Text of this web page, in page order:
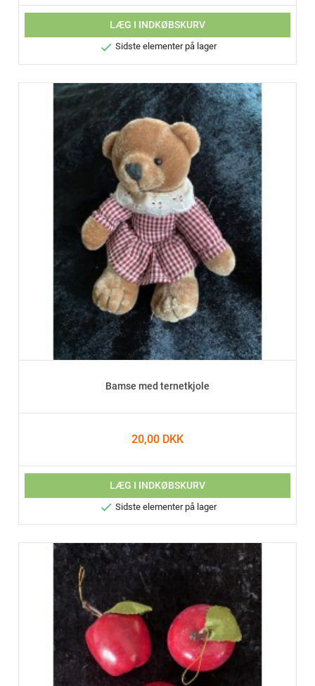
LÆG I INDKØBSKURV
 Sidste elementer på lager
Bamse med ternetkjole
20,00 DKK
LÆG I INDKØBSKURV
 Sidste elementer på lager